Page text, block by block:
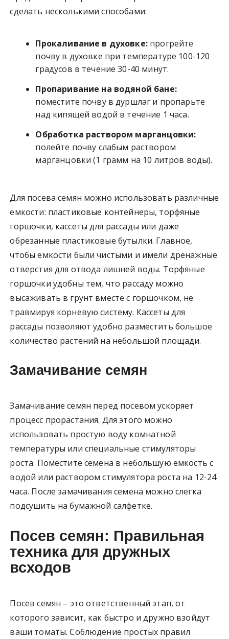
сделать несколькими способами:
Прокаливание в духовке:прогрейте
почву в духовке при температуре 100-120
градусов в течение 30-40 минут.
Пропаривание на водяной бане:
поместите почву в дуршлаг и пропарьте
над кипящей водой в течение 1 часа.
Обработка раствором марганцовки:
полейте почву слабым раствором
марганцовки (1 грамм на 10 литров воды).
Для посева семян можно использовать различные
емкости: пластиковые контейнеры, торфяные
горшочки, кассеты для рассады или даже
обрезанные пластиковые бутылки. Главное,
чтобы емкости были чистыми и имели дренажные
отверстия для отвода лишней воды. Торфяные
горшочки удобны тем, что рассаду можно
высаживать в грунт вместе с горшочком, не
травмируя корневую систему. Кассеты для
рассады позволяют удобно разместить большое
количество растений на небольшой площади.
Замачивание семян
Замачивание семян перед посевом ускоряет
процесс прорастания. Для этого можно
использовать простую воду комнатной
температуры или специальные стимуляторы
роста. Поместите семена в небольшую емкость с
водой или раствором стимулятора роста на 12-24
часа. После замачивания семена можно слегка
подсушить на бумажной салфетке.
Посев семян: Правильная
техника для дружных
всходов
Посев семян – это ответственный этап, от
которого зависит, как быстро и дружно взойдут
ваши томаты. Соблюдение простых правил